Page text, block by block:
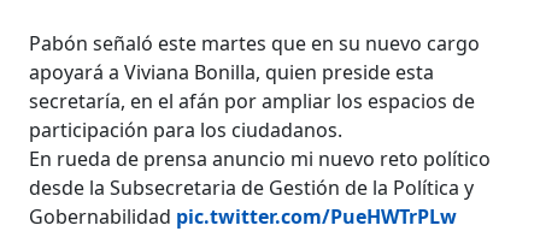
Pabón señaló este martes que en su nuevo cargo
apoyará a Viviana Bonilla, quien preside esta
secretaría, en el afán por ampliar los espacios de
participación para los ciudadanos.
En rueda de prensa anuncio mi nuevo reto político
desde la Subsecretaria de Gestión de la Política y
Gobernabilidad pic.twitter.com/PueHWTrPLw